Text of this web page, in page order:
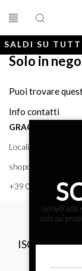
SALDI SU
Solo in
Puoi trovare
Info contatti
GRACE BTQ
Località Porto, 38
+39 0564 92 24 24
ISCRIVITI
iscriviti alla
solo sui